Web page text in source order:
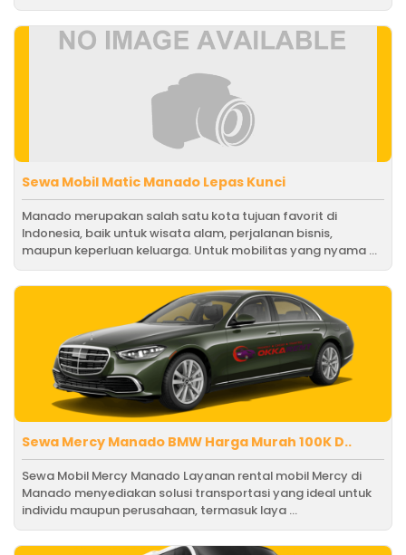
Sewa Mobil Matic Manado Lepas Kunci
Manado merupakan salah satu kota tujuan favorit di
Indonesia, baik untuk wisata alam, perjalanan bisnis,
maupun keperluan keluarga. Untuk mobilitas yang nyama ...
Sewa Mercy Manado BMW Harga Murah 100K D..
Sewa Mobil Mercy Manado Layanan rental mobil Mercy di
Manado menyediakan solusi transportasi yang ideal untuk
individu maupun perusahaan, termasuk laya ...